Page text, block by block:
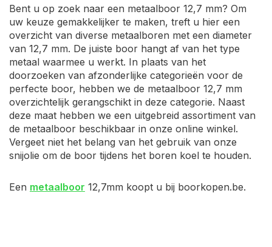
Bent u op zoek naar een metaalboor 12,7 mm? Om
uw keuze gemakkelijker te maken, treft u hier een
overzicht van diverse metaalboren met een diameter
van 12,7 mm. De juiste boor hangt af van het type
metaal waarmee u werkt. In plaats van het
doorzoeken van afzonderlijke categorieën voor de
perfecte boor, hebben we de metaalboor 12,7 mm
overzichtelijk gerangschikt in deze categorie. Naast
deze maat hebben we een uitgebreid assortiment van
de metaalboor beschikbaar in onze online winkel.
Vergeet niet het belang van het gebruik van onze
snijolie om de boor tijdens het boren koel te houden.
Een metaalboor 12,7mm koopt u bij boorkopen.be.